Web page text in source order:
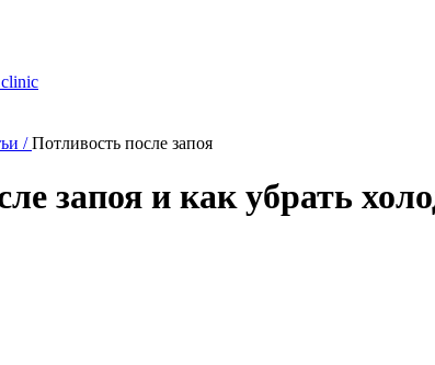
/Потливость после запоя
запоя и как убрать